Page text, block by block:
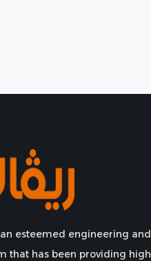
esteemed engineering and
that has been providing high